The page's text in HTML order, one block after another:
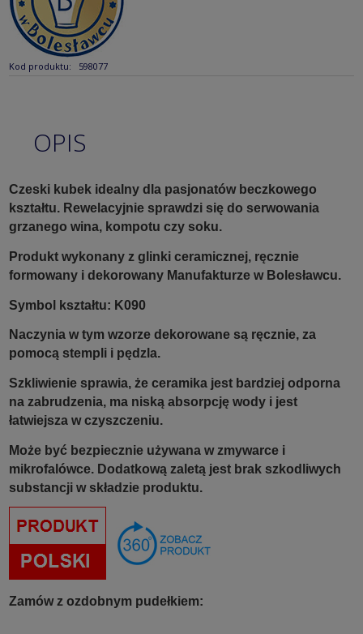
Kod produktu: 598077
OPIS
Czeski kubek idealny dla pasjonatów beczkowego
kształtu. Rewelacyjnie sprawdzi się do serwowania
grzanego wina, kompotu czy soku.
Produkt wykonany z glinki ceramicznej, ręcznie
formowany i dekorowany Manufakturze w Bolesławcu.
Symbol kształtu: K090
Naczynia w tym wzorze dekorowane są ręcznie, za
pomocą stempli i pędzla.
Szkliwienie sprawia, że ceramika jest bardziej odporna
na zabrudzenia, ma niską absorpcję wody i jest
łatwiejsza w czyszczeniu.
Może być bezpiecznie używana w zmywarce i
mikrofalówce. Dodatkową zaletą jest brak szkodliwych
substancji w składzie produktu.
Zamów z ozdobnym pudełkiem: